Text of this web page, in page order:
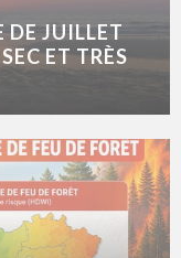
JUILLET
ET TRÈS